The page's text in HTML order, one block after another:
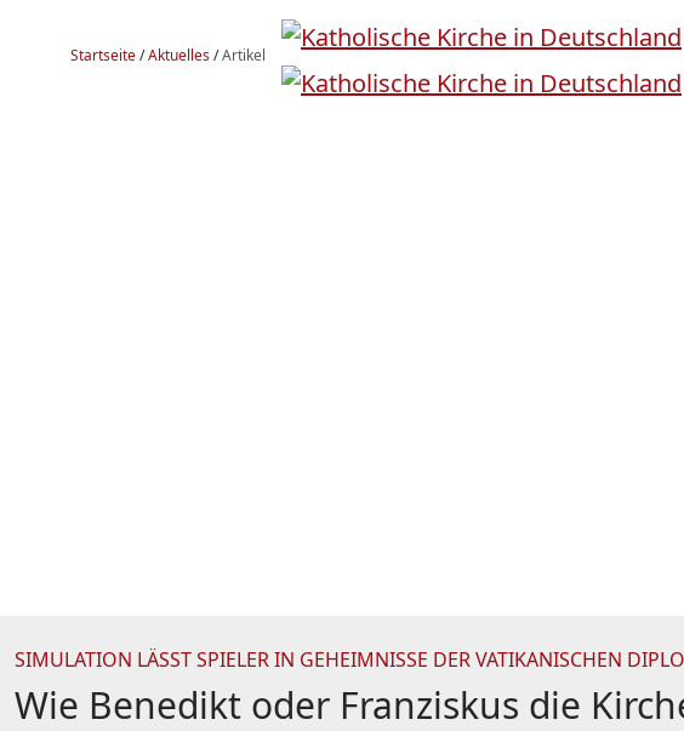
Startseite/Aktuelles/Artikel
SIMULATION LÄSST SPIELER IN GEHEIMNISSE DER VATIKANISCHEN
Wie Benedikt oder Franziskus die